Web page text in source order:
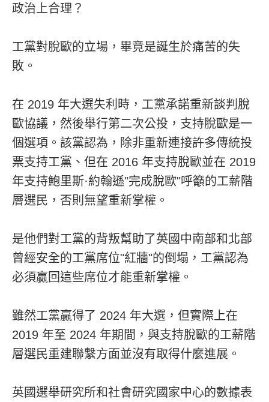
政治上合理？
工黨對脫歐的立場，畢竟是誕生於痛苦的失
敗。
在 2019 年大選失利時，工黨承諾重新談判脫
歐協議，然後舉行第二次公投，支持脫歐是一
個選項。該黨認為，除非重新連接許多傳統投
票支持工黨、但在 2016 年支持脫歐並在 2019
年支持鮑里斯·約翰遜"完成脫歐"呼籲的工薪階
層選民，否則無望重新掌權。
是他們對工黨的背叛幫助了英國中南部和北部
曾經安全的工黨席位"紅牆"的倒塌，工黨認為
必須贏回這些席位才能重新掌權。
雖然工黨贏得了 2024 年大選，但實際上在
2019 年至 2024 年期間，與支持脫歐的工薪階
層選民重建聯繫方面並沒有取得什麼進展。
英國選舉研究所和社會研究國家中心的數據表